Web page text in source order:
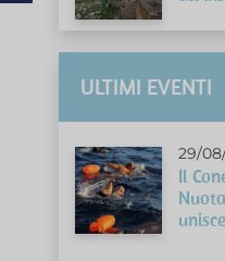
ULTIMI EVENTI
29/
Il